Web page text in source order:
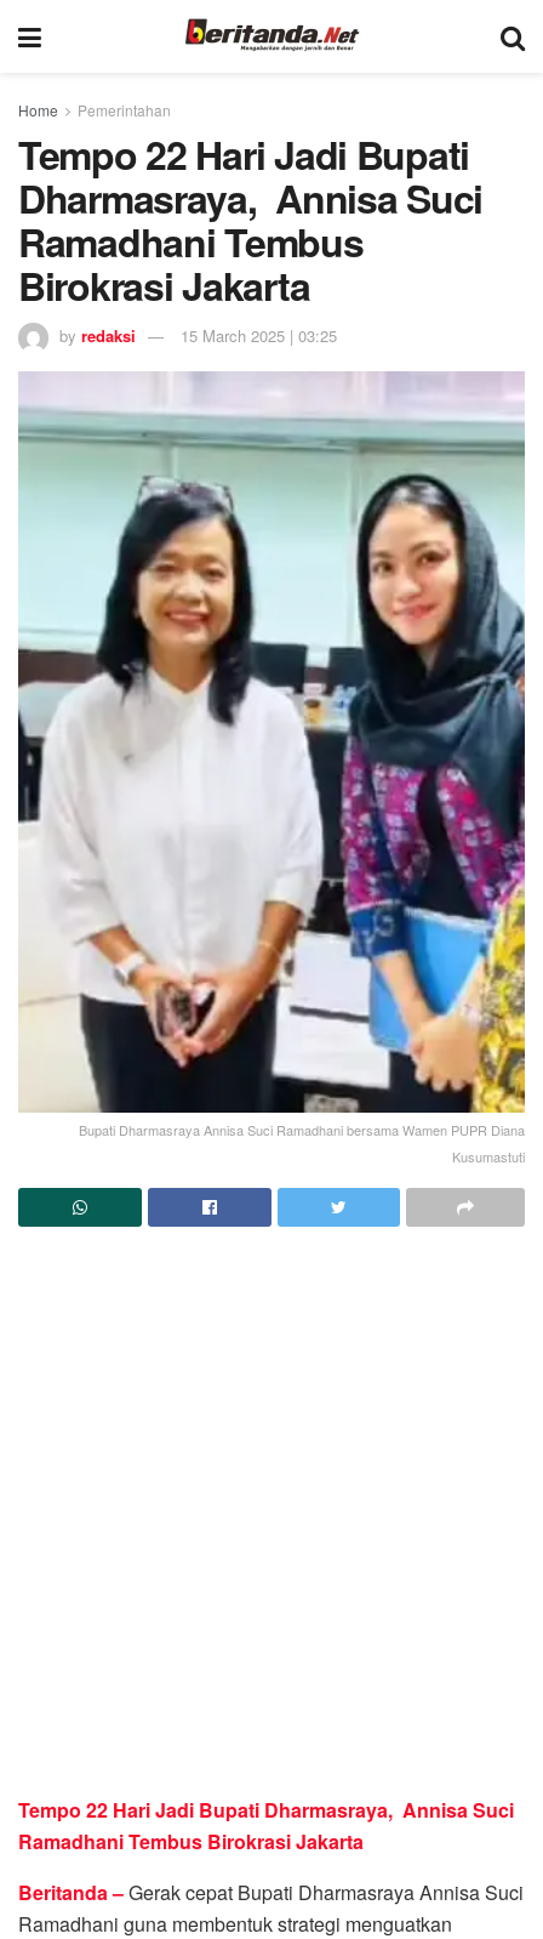
Home Pemerintahan
Tempo 22 Hari Jadi Bupati
Dharmasraya, Annisa Suci
Ramadhani Tembus
Birokrasi Jakarta
by redaksi 15 March 2025 | 03:25
Bupati Dharmasraya Annisa Suci Ramadhani bersama Wamen PUPR Diana
Kusumastuti
Tempo 22 Hari Jadi Bupati Dharmasraya, Annisa Suci
Ramadhani Tembus Birokrasi Jakarta
Beritanda –Gerak cepat Bupati Dharmasraya Annisa Suci
Ramadhani guna membentuk strategi menguatkan